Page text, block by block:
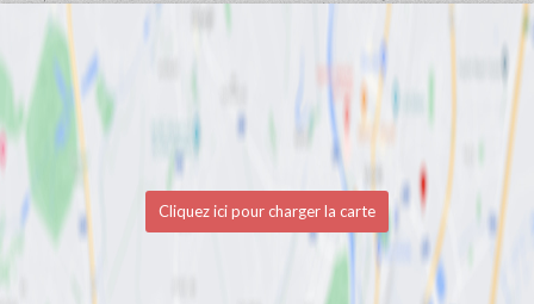
Cliquez ici pour charger la carte